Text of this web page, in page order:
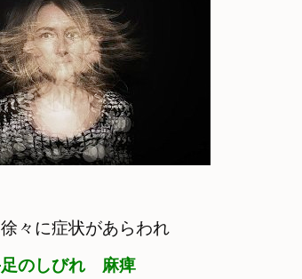
々に症状があらわれ
のしびれ　麻痺